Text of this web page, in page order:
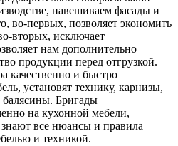
навешиваем фасады и
во-первых, позволяет экономить
вторых, исключает
нам дополнительно
продукции перед отгрузкой.
качественно и быстро
установят технику, карнизы,
балясины. Бригады
на кухонной мебели,
все нюансы и правила
и техникой.